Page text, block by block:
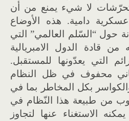
لا شيء يمنع من أن
دامية. هذه الأوضاع
حول “السّلم العالمي” التي
من قادة الدول الامبريالية
التي يعدّونها للمستقبل.
محفوف في ظل النظام
بكل المخاطر بما في
من طبيعة هذا النّظام في
يمكنه الاستغناء عنها لتجاوز